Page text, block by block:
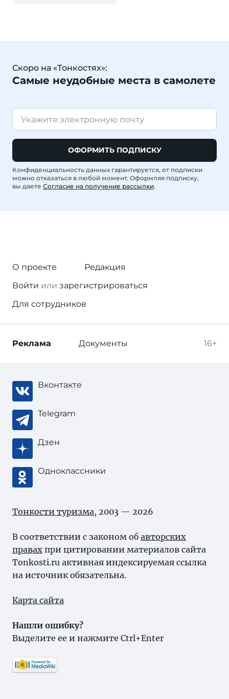
Скоро на «Тонкостях»:
Самые неудобные места в самолете
ОФОРМИТЬ ПОДПИСКУ
Конфиденциальность данных гарантируется, от подписки
можно отказаться в любой момент. Оформляя подписку,
вы даете Согласие на получение рассылки.
О проекте
Редакция
Войти или зарегистрироваться
Для сотрудников
16+
Реклама Документы
Вконтакте
Telegram
Дзен
Одноклассники
Тонкости туризма, 2003 — 2026
В соответствии с законом об авторских
правах при цитировании материалов сайта
Tonkosti.ru активная индексируемая ссылка
на источник обязательна.
Карта сайта
Нашли ошибку?
Выделите ее и нажмите Ctrl+Enter